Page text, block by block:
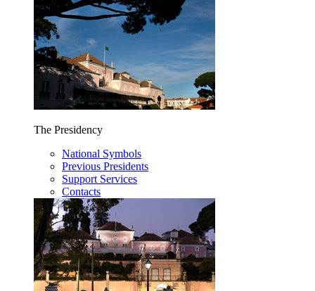
The Presidency
National Symbols
Previous Presidents
Support Services
Contacts